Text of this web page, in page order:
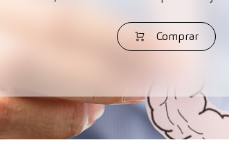
Comprar